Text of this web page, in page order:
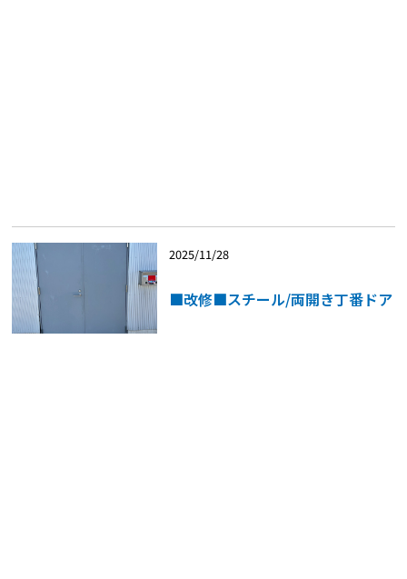
2025/11/28
■改修■スチール/両開き丁番ドア